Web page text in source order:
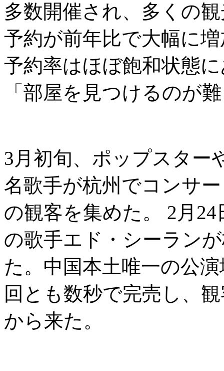
多数開催され、多くの
予約が前年比で大幅に
予約率はほぼ飽和状態
「部屋を見つけるのが
3月初旬、ポップスター
名歌手が杭州でコンサ
の観客を集めた。 2月
の歌手エド・シーラン
た。中国本土唯一の公
回とも数秒で完売し、
から来た。